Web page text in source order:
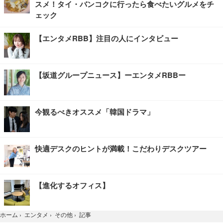
スメ！タイ・バンコクに行ったら食べたいグルメをチ
ェック
【エンタメRBB】注目の人にインタビュー
【坂道グループニュース】ーエンタメRBBー
今観るべきオススメ「韓国ドラマ」
快適デスクのヒントが満載！こだわりデスクツアー
【進化するオフィス】
ホーム › エンタメ › その他 › 記事